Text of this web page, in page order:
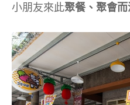
小朋友來此聚餐、聚會